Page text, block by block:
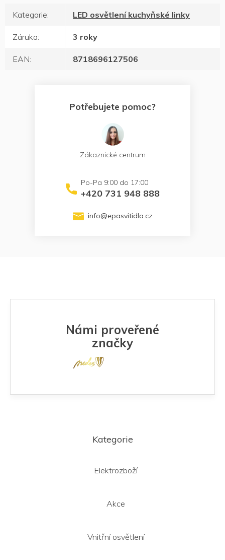
Kategorie: LED osvětlení kuchyňské linky
Záruka: 3 roky
EAN: 8718696127506
Potřebujete pomoc?
Zákaznické centrum
+420 731 948 888
info@epasvitidla.cz
Námi proveřené
značky
Kategorie
Elektrozboží
Akce
Vnitřní osvětlení